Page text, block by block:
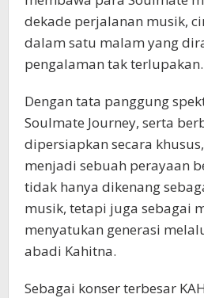
dekade perjalanan musik,
dalam satu malam yang
pengalaman tak terlupakan.
Dengan tata panggung
Soulmate Journey, serta
dipersiapkan secara
menjadi sebuah perayaan
tidak hanya dikenang
musik, tetapi juga sebagai
menyatukan generasi
abadi Kahitna.
Sebagai konser terbesar